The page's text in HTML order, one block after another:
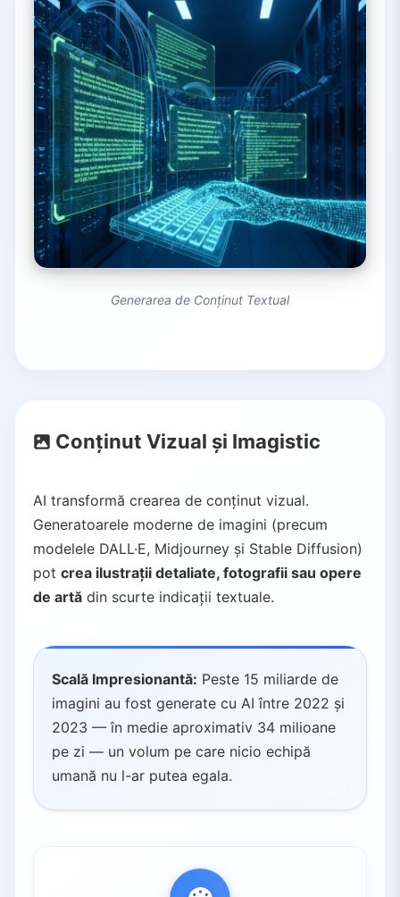
Generarea de Conținut Textual
Conținut Vizual și Imagistic
AI transformă crearea de conținut vizual.
Generatoarele moderne de imagini (precum
modelele DALL·E, Midjourney și Stable Diffusion)
pot crea ilustrații detaliate, fotografii sau opere
de artă din scurte indicații textuale.
Scală Impresionantă: Peste 15 miliarde de
imagini au fost generate cu AI între 2022 și
2023 — în medie aproximativ 34 milioane
pe zi — un volum pe care nicio echipă
umană nu l-ar putea egala.